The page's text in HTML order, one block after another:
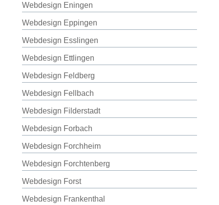
Webdesign Eningen
Webdesign Eppingen
Webdesign Esslingen
Webdesign Ettlingen
Webdesign Feldberg
Webdesign Fellbach
Webdesign Filderstadt
Webdesign Forbach
Webdesign Forchheim
Webdesign Forchtenberg
Webdesign Forst
Webdesign Frankenthal